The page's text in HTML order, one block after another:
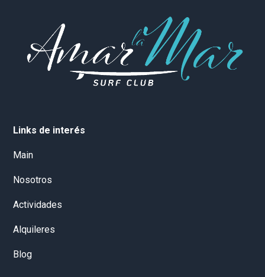
Links de interés
Main
Nosotros
Actividades
Alquileres
Blog